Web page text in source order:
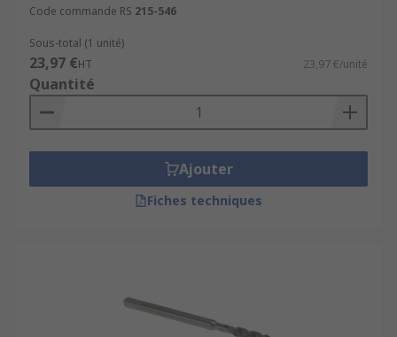
Code commande RS 215-546
Sous-total (1 unité)
23,97 €HT 23,97 €/unité
Quantité
Ajouter
Fiches techniques